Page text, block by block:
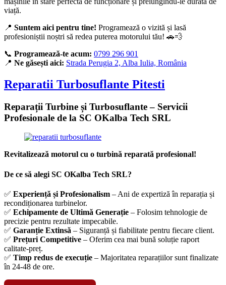
viață.
📍 Suntem aici pentru tine! Programează o vizită și lasă
profesioniștii noștri să redea puterea motorului tău! 🚗💨
📞 Programează-te acum: 0799 296 901
📍 Ne găsești aici: Strada Perugia 2, Alba Iulia, România
Reparatii Turbosuflante Pitesti
Reparații Turbine și Turbosuflante – Servicii
Profesionale de la SC OKalba Tech SRL
Revitalizează motorul cu o turbină reparată profesional!
De ce să alegi SC OKalba Tech SRL?
✅ Experiență și Profesionalism – Ani de expertiză în reparația și
recondiționarea turbinelor.
✅ Echipamente de Ultimă Generație – Folosim tehnologie de
precizie pentru rezultate impecabile.
✅ Garanție Extinsă – Siguranță și fiabilitate pentru fiecare client.
✅ Prețuri Competitive – Oferim cea mai bună soluție raport
calitate-preț.
✅ Timp redus de execuție – Majoritatea reparațiilor sunt finalizate
în 24-48 de ore.